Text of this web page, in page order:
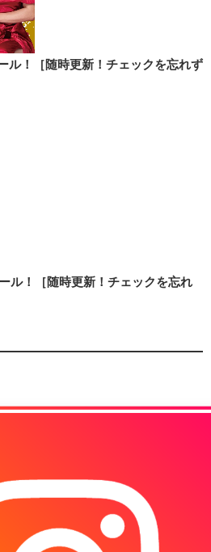
！［随時更新！チェックを忘れず
！［随時更新！チェックを忘れ